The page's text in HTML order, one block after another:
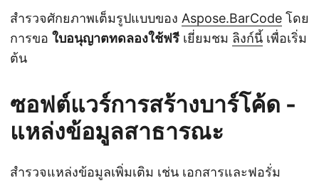
สำรวจศักยภาพเต็มรูปแบบของ Aspose.BarCode โดย
การขอ ใบอนุญาตทดลองใช้ฟรี เยี่ยมชม ลิงก์นี้ เพื่อเริ่ม
ต้น
ซอฟต์แวร์การสร้างบาร์โค้ด -
แหล่งข้อมูลสาธารณะ
สำรวจแหล่งข้อมูลเพิ่มเติม เช่น เอกสารและฟอรั่ม